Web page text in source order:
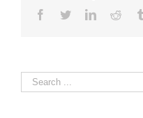
Facebook
TwitterLinkedin